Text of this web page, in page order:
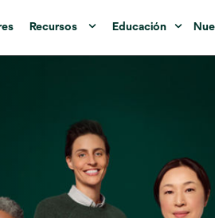
Recursos Educación